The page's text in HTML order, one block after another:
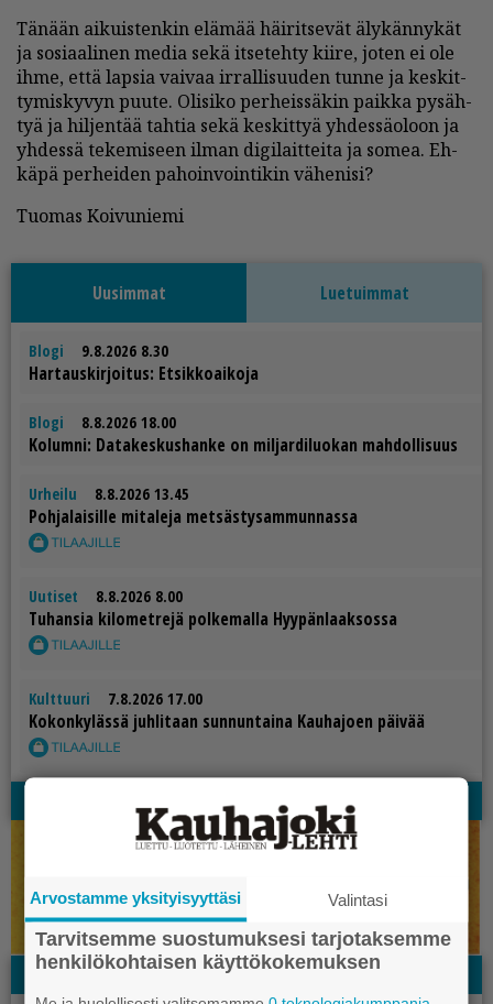
Tä­nään ai­kuis­ten­kin elä­mää häi­rit­se­vät äly­kän­ny­kät
ja so­si­aa­li­nen me­dia sekä it­se­teh­ty kii­re, jo­ten ei ole
ih­me, et­tä lap­sia vai­vaa ir­ral­li­suu­den tun­ne ja kes­kit­
ty­mis­ky­vyn puu­te. Oli­si­ko per­heis­sä­kin paik­ka py­säh­
tyä ja hil­jen­tää tah­tia sekä kes­kit­tyä yh­des­sä­o­loon ja
yh­des­sä te­ke­mi­seen il­man di­gi­lait­tei­ta ja so­mea. Eh­
kä­pä per­hei­den pa­hoin­voin­ti­kin vä­he­ni­si?
Tuo­mas Koi­vu­nie­mi
Uusimmat Luetuimmat
Blogi 9.8.2026 8.30
Har­taus­kir­joi­tus: Et­sik­ko­ai­ko­ja
Blogi 8.8.2026 18.00
Ko­lum­ni: Da­ta­kes­kus­han­ke on mil­jar­di­luo­kan mah­dol­li­suus
Urheilu 8.8.2026 13.45
Poh­ja­lai­sil­le mi­ta­le­ja met­säs­ty­sam­mun­nas­sa
Uutiset 8.8.2026 8.00
Tu­han­sia ki­lo­met­re­jä pol­ke­mal­la Hyy­pän­laak­sos­sa
Kulttuuri 7.8.2026 17.00
Ko­kon­ky­läs­sä juh­li­taan sun­nun­tai­na Kau­ha­jo­en päi­vää
Facebook
Arvostamme yksityisyyttäsi Valintasi
Tarvitsemme suostumuksesi tarjotaksemme
henkilökohtaisen käyttökokemuksen